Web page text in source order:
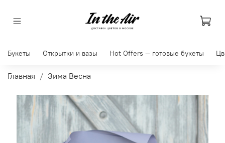
Букеты Открытки и вазы Hot Offers — готовые букеты
Главная Зима Весна